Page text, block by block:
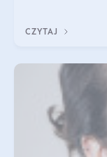
problemem.
CZYTAJ